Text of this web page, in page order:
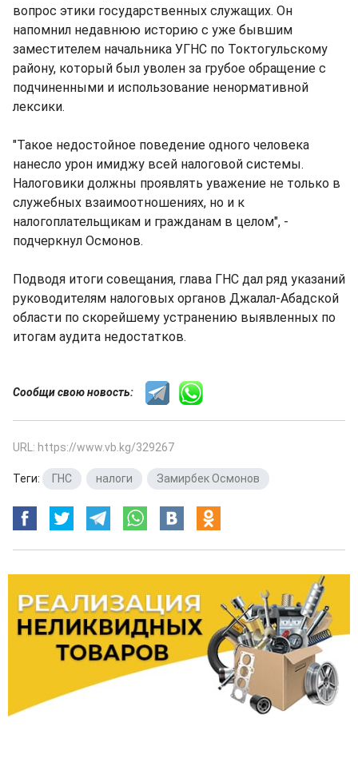
вопрос этики государственных служащих. Он
напомнил недавнюю историю с уже бывшим
заместителем начальника УГНС по Токтогульскому
району, который был уволен за грубое обращение с
подчиненными и использование ненормативной
лексики.
"Такое недостойное поведение одного человека
нанесло урон имиджу всей налоговой системы.
Налоговики должны проявлять уважение не только в
служебных взаимоотношениях, но и к
налогоплательщикам и гражданам в целом", -
подчеркнул Осмонов.
Подводя итоги совещания, глава ГНС дал ряд указаний
руководителям налоговых органов Джалал-Абадской
области по скорейшему устранению выявленных по
итогам аудита недостатков.
Сообщи свою новость:
URL: https://www.vb.kg/329267
Теги: ГНС налоги Замирбек Осмонов